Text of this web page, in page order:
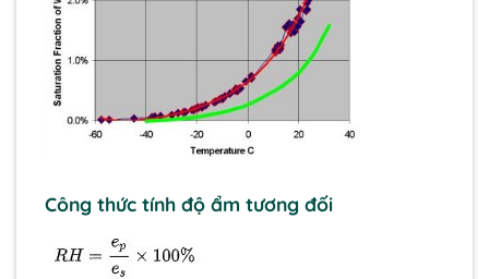
Công thức tính độ ẩm tương đối